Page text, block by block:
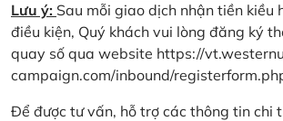
Lưu ý: Sau mỗi giao dịch nhận tiền kiều
điều kiện, Quý khách vui lòng đăng ký
quay số qua website https://
campaign.com/inbound/
Để được tư vấn, hỗ trợ các thông tin chi